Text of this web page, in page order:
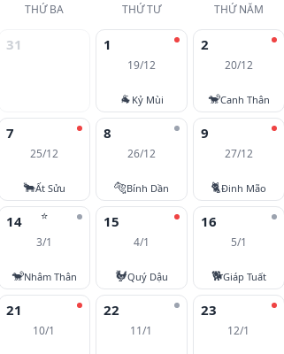
THỨ BA THỨ TƯ THỨ NĂM
31 1
19/12
🐐 Kỷ Mùi
2
20/12
🐒Canh Thân
7
25/12
🐂Ất Sửu
8
26/12
🐅Bính Dần
9
27/12
🐈Đinh Mão
⭐
14
3/1
🐒Nhâm Thân
15
4/1
🐓Quý Dậu
16
5/1
🐕Giáp Tuất
21
10/1
22
11/1
23
12/1